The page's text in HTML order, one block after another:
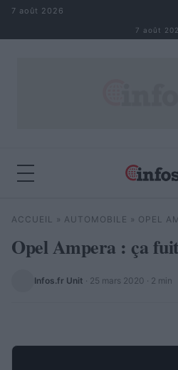
Aller au contenu
7 août 2026
7 août
Rechercher
ACCUEIL » AUTOMOBILE » OPEL
Opel Ampera : ça
Infos.fr Unit · 25 mars 2020 · 2 min